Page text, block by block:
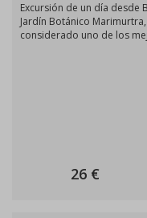
Excursión de un día desde
Jardín Botánico
considerado uno de los
26 €